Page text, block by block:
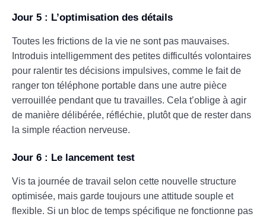
Jour 5 : L’optimisation des détails
Toutes les frictions de la vie ne sont pas mauvaises.
Introduis intelligemment des petites difficultés volontaires
pour ralentir tes décisions impulsives, comme le fait de
ranger ton téléphone portable dans une autre pièce
verrouillée pendant que tu travailles. Cela t’oblige à agir
de manière délibérée, réfléchie, plutôt que de rester dans
la simple réaction nerveuse.
Jour 6 : Le lancement test
Vis ta journée de travail selon cette nouvelle structure
optimisée, mais garde toujours une attitude souple et
flexible. Si un bloc de temps spécifique ne fonctionne pas